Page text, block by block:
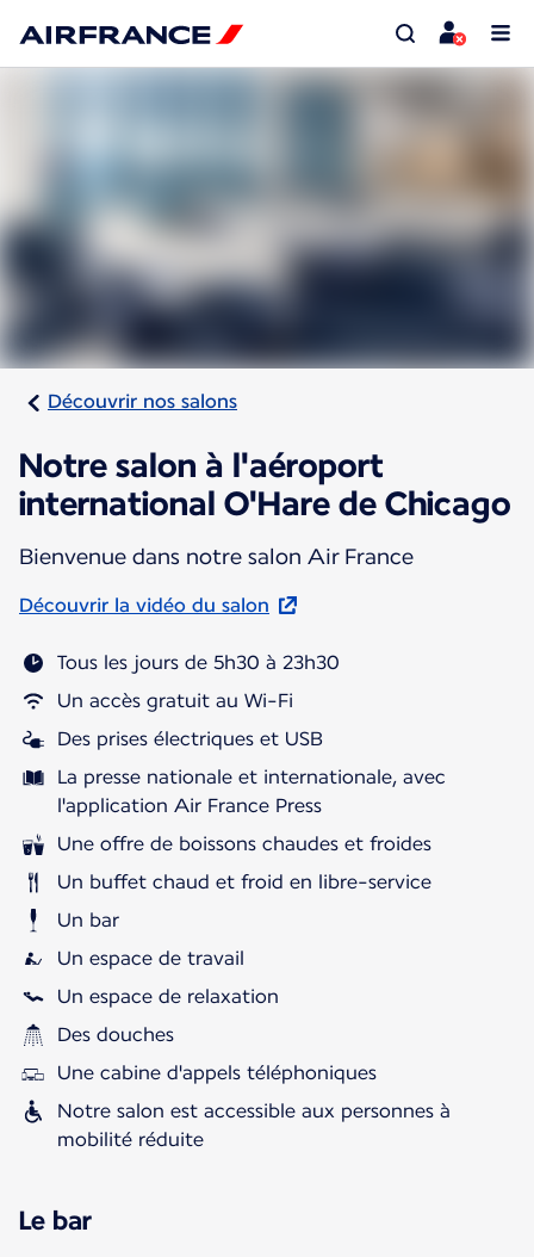
Découvrir nos salons
Notre salon à l'aéroport
international O'Hare de Chicago
Bienvenue dans notre salon Air France
Découvrir la vidéo du salon
Tous les jours de 5h30 à 23h30
Un accès gratuit au Wi-Fi
Des prises électriques et USB
La presse nationale et internationale, avec
l'application Air France Press
Une offre de boissons chaudes et froides
Un buffet chaud et froid en libre-service
Un bar
Un espace de travail
Un espace de relaxation
Des douches
Une cabine d'appels téléphoniques
Notre salon est accessible aux personnes à
mobilité réduite
Le bar